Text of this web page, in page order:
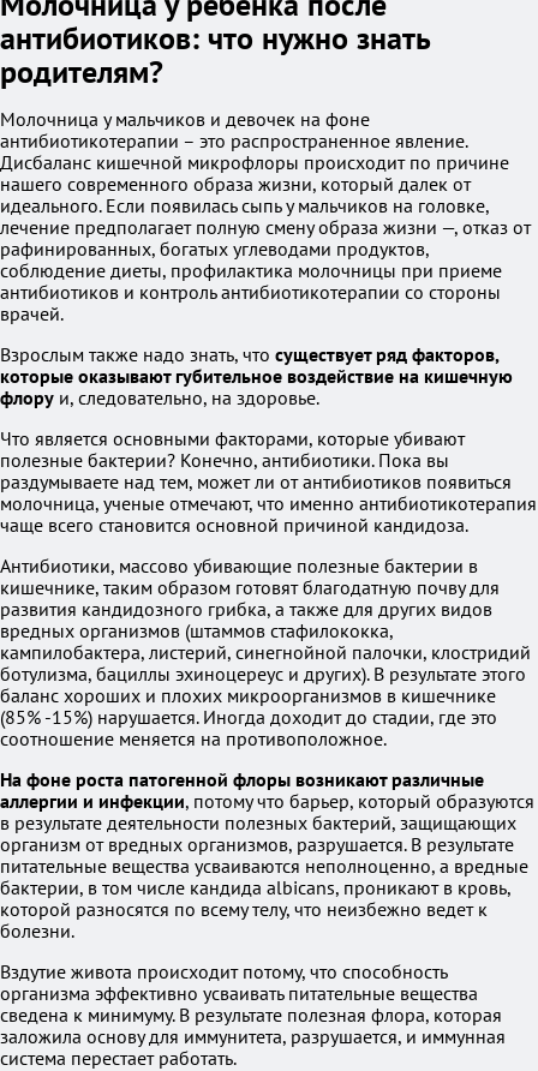
антибиотиков: что нужно знать
родителям?
Молочница у мальчиков и девочек на фоне
антибиотикотерапии – это распространенное явление.
Дисбаланс кишечной микрофлоры происходит по причине
нашего современного образа жизни, который далек от
идеального. Если появилась сыпь у мальчиков на головке,
лечение предполагает полную смену образа жизни —, отказ от
рафинированных, богатых углеводами продуктов,
соблюдение диеты, профилактика молочницы при приеме
антибиотиков и контроль антибиотикотерапии со стороны
врачей.
Взрослым также надо знать, что существует ряд факторов,
которые оказывают губительное воздействие на кишечную
флору и, следовательно, на здоровье.
Что является основными факторами, которые убивают
полезные бактерии? Конечно, антибиотики. Пока вы
раздумываете над тем, может ли от антибиотиков появиться
молочница, ученые отмечают, что именно антибиотикотерапия
чаще всего становится основной причиной кандидоза.
Антибиотики, массово убивающие полезные бактерии в
кишечнике, таким образом готовят благодатную почву для
развития кандидозного грибка, а также для других видов
вредных организмов (штаммов стафилококка,
кампилобактера, листерий, синегнойной палочки, клостридий
ботулизма, бациллы эхиноцереус и других). В результате этого
баланс хороших и плохих микроорганизмов в кишечнике
(85% -15%) нарушается. Иногда доходит до стадии, где это
соотношение меняется на противоположное.
На фоне роста патогенной флоры возникают различные
аллергии и инфекции, потому что барьер, который образуются
в результате деятельности полезных бактерий, защищающих
организм от вредных организмов, разрушается. В результате
питательные вещества усваиваются неполноценно, а вредные
бактерии, в том числе кандида albicans, проникают в кровь,
которой разносятся по всему телу, что неизбежно ведет к
болезни.
Вздутие живота происходит потому, что способность
организма эффективно усваивать питательные вещества
сведена к минимуму. В результате полезная флора, которая
заложила основу для иммунитета, разрушается, и иммунная
система перестает работать.